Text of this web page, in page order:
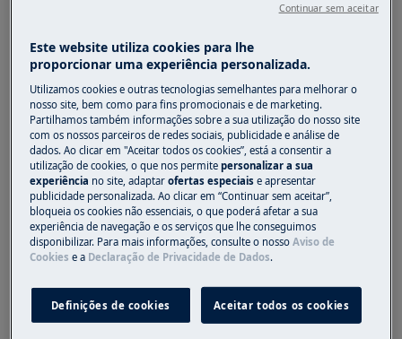
fornecedor de água para informações.
2. Verifique se a torneira da água da sua
máquina de lavar loiça está totalmente
aberta
Se a torneira de entrada de água estiver
fechada, desligue a energia da máquina de lavar
loiça e abra totalmente a torneira de entrada de
água. Ligue novamente a máquina de lavar loiça
e selecione um programa. Prima o botão Início
para iniciar a máquina de lavar loiça.
aparelho que necessite de água
Este website utiliza cookies para lhe
proporcionar uma experiência personalizada.
Utilizamos cookies e outras tecnologias semelhantes para melhorar o
nosso site, bem como para fins promocionais e de marketing.
Partilhamos também informações sobre a sua utilização do nosso site
com os nossos parceiros de redes sociais, publicidade e análise de
dados. Ao clicar em "Aceitar todos os cookies”, está a consentir a
utilização de cookies, o que nos permitepersonalizar a sua
experiência no site, adaptarofertas especiaise apresentar
publicidade personalizada. Ao clicar em “Continuar sem aceitar”,
bloqueia os cookies não essenciais, o que poderá afetar a sua
experiência de navegação e os serviços que lhe conseguimos
disponibilizar. Para mais informações, consulte o nossoAviso de
Cookies e a Declaração de Privacidade de Dados.
Definições de cookies Aceitar todos os cookies
Continuar sem aceitar